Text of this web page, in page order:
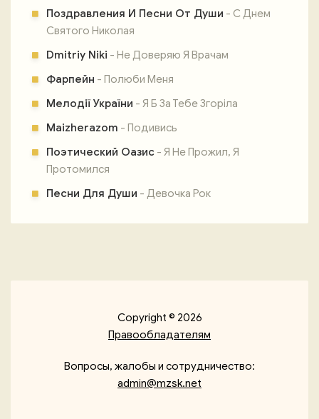
Поздравления И Песни От Души - С Днем
Святого Николая
Dmitriy Niki - Не Доверяю Я Врачам
Фарпейн - Полюби Меня
Мелодії України - Я Б За Тебе Згоріла
Maizherazom - Подивись
Поэтический Оазис - Я Не Прожил, Я
Протомился
Песни Для Души - Девочка Рок
Copyright © 2026
Правообладателям
Вопросы, жалобы и сотрудничество:
admin@mzsk.net